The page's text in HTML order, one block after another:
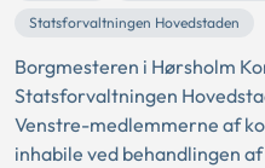
Statsforvaltningen Hovedstaden
Borgmesteren i Hørsholm
Statsforvaltningen
Venstre-medlemmerne af
inhabile ved behandlingen